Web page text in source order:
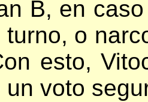
B, en
o
esto,
voto